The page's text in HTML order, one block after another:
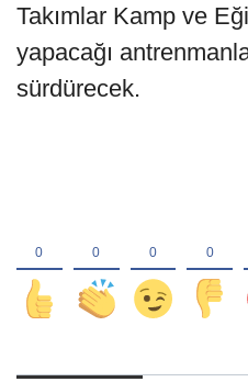
Takımlar Kamp ve
yapacağı antrenmanla
sürdürecek.